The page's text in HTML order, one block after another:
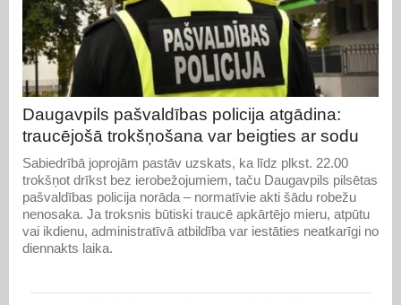
Daugavpils pašvaldības policija atgādina:
traucējošā trokšņošana var beigties ar sodu
Sabiedrībā joprojām pastāv uzskats, ka līdz plkst. 22.00
trokšņot drīkst bez ierobežojumiem, taču Daugavpils pilsētas
pašvaldības policija norāda – normatīvie akti šādu robežu
nenosaka. Ja troksnis būtiski traucē apkārtējo mieru, atpūtu
vai ikdienu, administratīvā atbildība var iestāties neatkarīgi no
diennakts laika.